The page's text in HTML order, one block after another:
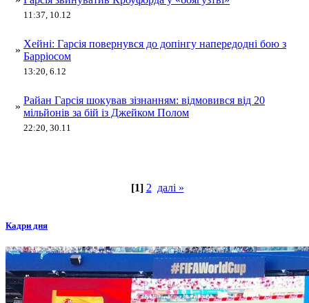
11:37, 10.12
»
Хейні: Гарсія повернувся до допінгу напередодні бою з
Барріосом
13:20, 6.12
»
Райан Гарсія шокував зізнанням: відмовився від 20
мільйонів за бій із Джейком Полом
22:20, 30.11
[1] 2 далі »
Кадри дня